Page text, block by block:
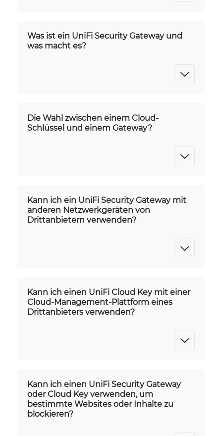
Was ist ein UniFi Security Gateway und
was macht es?
Die Wahl zwischen einem Cloud-
Schlüssel und einem Gateway?
Kann ich ein UniFi Security Gateway mit
anderen Netzwerkgeräten von
Drittanbietern verwenden?
Kann ich einen UniFi Cloud Key mit einer
Cloud-Management-Plattform eines
Drittanbieters verwenden?
Kann ich einen UniFi Security Gateway
oder Cloud Key verwenden, um
bestimmte Websites oder Inhalte zu
blockieren?